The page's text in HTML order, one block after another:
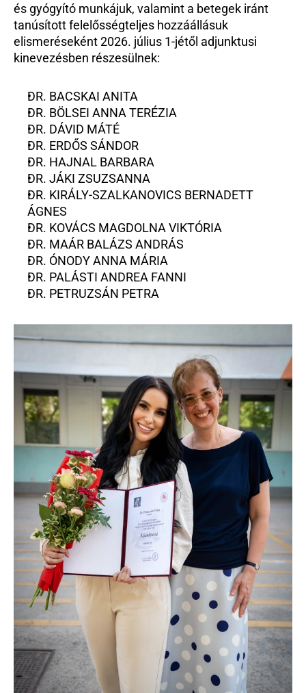
és gyógyító munkájuk, valamint a betegek iránt
tanúsított felelősségteljes hozzáállásuk
elismeréseként 2026. július 1-jétől adjunktusi
kinevezésben részesülnek:
DR. BACSKAI ANITA
DR. BÖLSEI ANNA TERÉZIA
DR. DÁVID MÁTÉ
DR. ERDŐS SÁNDOR
DR. HAJNAL BARBARA
DR. JÁKI ZSUZSANNA
DR. KIRÁLY-SZALKANOVICS BERNADETT
ÁGNES
DR. KOVÁCS MAGDOLNA VIKTÓRIA
DR. MAÁR BALÁZS ANDRÁS
DR. ÓNODY ANNA MÁRIA
DR. PALÁSTI ANDREA FANNI
DR. PETRUZSÁN PETRA